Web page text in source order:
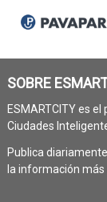
SOBRE
ESMARTCITY es
Ciudades
Publica
la información